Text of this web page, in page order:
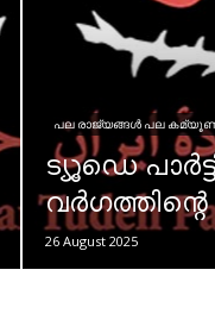
പല രാജ്യങ്ങള്‍ പല
ട്യൂഡെ
വർഗത്തിന്റെ
26 August 2025